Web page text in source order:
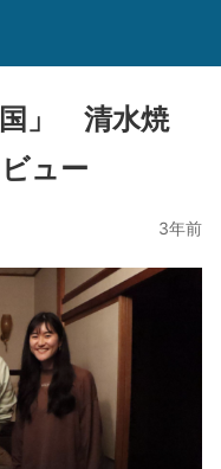
国」 清水焼
ュー
3年前